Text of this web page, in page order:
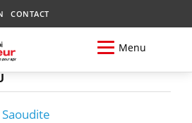
CONTACT
Menu